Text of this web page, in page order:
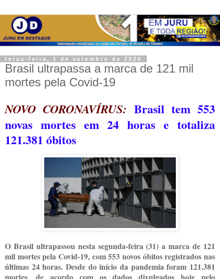
terça-feira, 1 de setembro de 2020
Brasil ultrapassa a marca de 121 mil
mortes pela Covid-19
NOVO CORONAVÍRUS: Brasil tem 553
novas mortes em 24 horas e totaliza
121.381 óbitos
O Brasil ultrapassou nesta segunda-feira (31) a marca de 121
mil mortes pela Covid-19, com 553 novos óbitos registrados nas
últimas 24 horas. Desde do início da pandemia foram 121.381